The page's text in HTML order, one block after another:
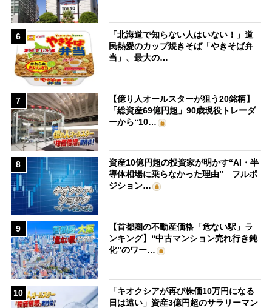
6
「北海道で知らない人はいない！」道
民熱愛のカップ焼きそば「やきそば弁
当」、最大の…
7
【億り人オールスターが狙う20銘柄】
「総資産69億円超」90歳現役トレーダ
ーから“10…
8
資産10億円超の投資家が明かす“AI・半
導体相場に乗らなかった理由” フルポ
ジション…
9
【首都圏の不動産価格「危ない駅」ラ
ンキング】“中古マンション売れ行き鈍
化”のワー…
10
「キオクシアが再び株価10万円になる
日は遠い」資産3億円超のサラリーマン